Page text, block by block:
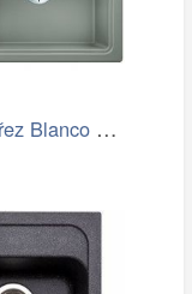
Granitový dřez Blanco ZENAR XL 6 S…